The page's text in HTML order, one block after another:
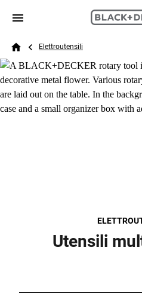
Skip to
Search
Breadcrumb
Elettroutensili
Utensili